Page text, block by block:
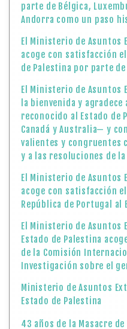
parte de Bélgica,
Andorra como un paso
El Ministerio de Asuntos
acoge con satisfacción
de Palestina por parte
El Ministerio de Asuntos
la bienvenida y
reconocido al Estado de
Canadá y Australia— y
valientes y congruentes
y a las resoluciones de
El Ministerio de Asuntos
acoge con satisfacción
República de Portugal al
El Ministerio de Asuntos
Estado de Palestina
de la Comisión
Investigación sobre el
Ministerio de Asuntos
Estado de Palestina
43 años de la Masacre